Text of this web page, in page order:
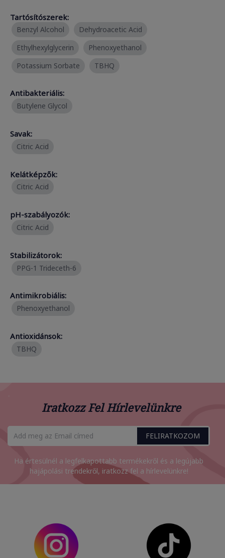
Tartósítószerek:
Benzyl Alcohol
Dehydroacetic Acid
Ethylhexylglycerin
Phenoxyethanol
Potassium Sorbate
TBHQ
Antibakteriális:
Butylene Glycol
Savak:
Citric Acid
Kelátképzők:
Citric Acid
pH-szabályozók:
Citric Acid
Stabilizátorok:
PPG-1 Trideceth-6
Antimikrobiális:
Phenoxyethanol
Antioxidánsok:
TBHQ
Iratkozz Fel Hírlevelünkre
FELIRATKOZOM
Ha értesülnél a legfelkapottabb termékekről és a legújabb
hajápolási trendekről, iratkozz fel a hírlevelünkre!